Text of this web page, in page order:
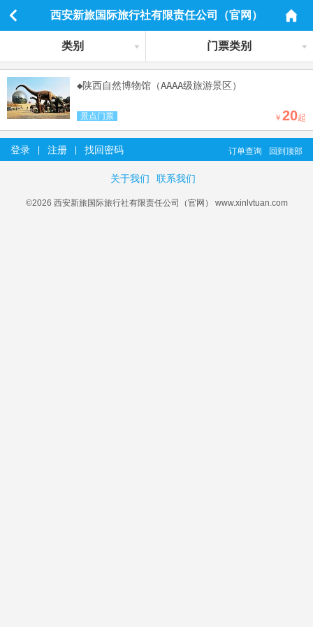
西安新旅国际旅行社有限责任公司（官网）
类别 门票类别
◆陕西自然博物馆（AAAA级旅游景区）
景点门票 ￥ 20起
登录 注册 找回密码 回到顶部
订单查询
关于我们 联系我们
©2026 西安新旅国际旅行社有限责任公司（官网） www.xinlvtuan.com